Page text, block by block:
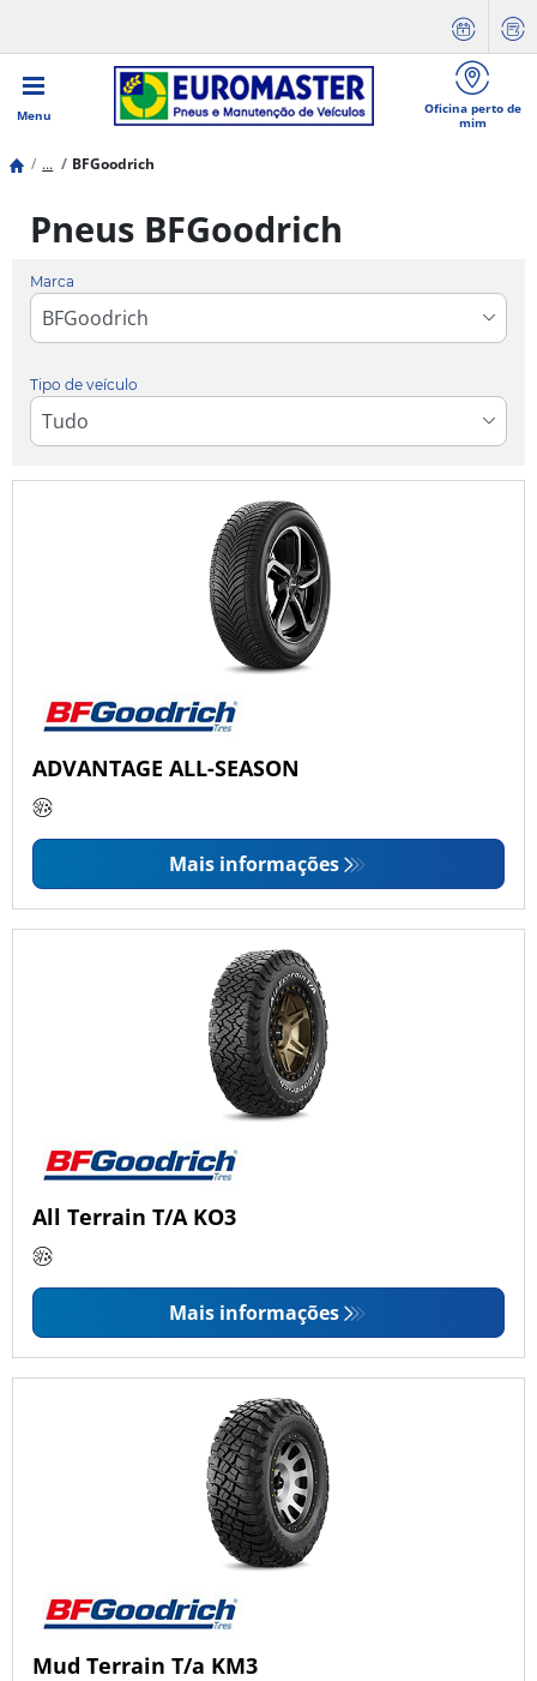
Menu
Oficina perto de
mim
... BFGoodrich
Pneus BFGoodrich
Marca
Tipo de veículo
ADVANTAGE ALL-SEASON
Mais informações
All Terrain T/A KO3
Mais informações
Mud Terrain T/a KM3